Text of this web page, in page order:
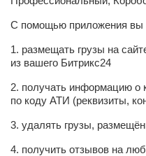
С помощью приложения вы
1. размещать грузы на
из вашего Битрикс24
2. получать информацию о
по коду АТИ (реквизиты,
3. удалять грузы,
4. получить отзывов на